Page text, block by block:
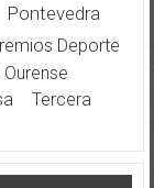
Pontevedra
Deporte
Ourense
Tercera